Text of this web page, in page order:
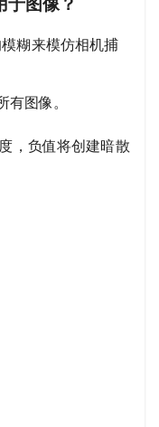
于图像？
糊来模仿相机捕
图像。
，负值将创建暗散